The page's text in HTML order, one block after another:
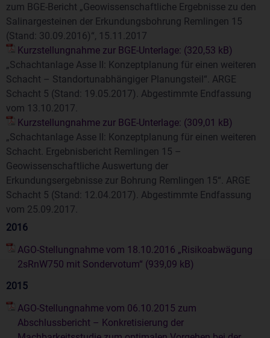
zum BGE-Bericht „Geowissenschaftliche Ergebnisse zu den
Salinargesteinen der Erkundungsbohrung Remlingen 15
(Stand: 30.09.2016)“, 15.11.2017
Kurzstellungnahme zur BGE-Unterlage:
„Schachtanlage Asse II: Konzeptplanung für einen weiteren
Schacht – Standortunabhängiger Planungsteil“. ARGE
Schacht 5 (Stand: 19.05.2017). Abgestimmte Endfassung
vom 13.10.2017.
Kurzstellungnahme zur BGE-Unterlage:
„Schachtanlage Asse II: Konzeptplanung für einen weiteren
Schacht. Ergebnisbericht Remlingen 15 –
Geowissenschaftliche Auswertung der
Erkundungsergebnisse zur Bohrung Remlingen 15“. ARGE
Schacht 5 (Stand: 12.04.2017). Abgestimmte Endfassung
vom 25.09.2017.
2016
AGO-Stellungnahme vom 18.10.2016 „Risikoabwägung
2sRnW750 mit Sondervotum“
2015
AGO-Stellungnahme vom 06.10.2015 zum
Abschlussbericht – Konkretisierung der